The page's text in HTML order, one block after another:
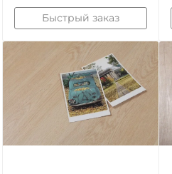
Быстрый заказ